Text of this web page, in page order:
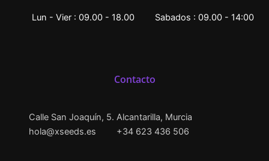
Lun - Vier : 09.00 - 18.00 Sabados : 09.00 - 14:00
Contacto
Calle San Joaquín, 5. Alcantarilla, Murcia
hola@xseeds.es
+34 623 436 506